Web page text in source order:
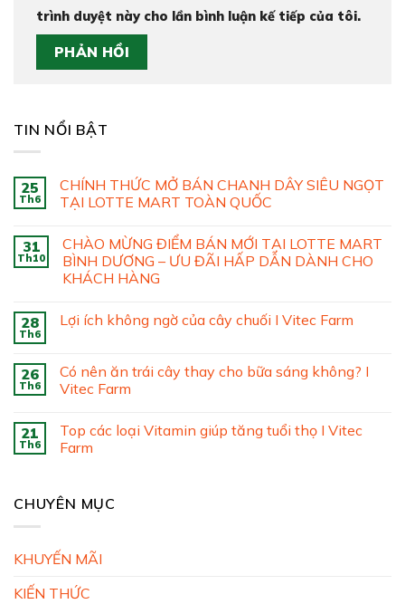
trình duyệt này cho lần bình luận kế tiếp của tôi.
TIN NỔI BẬT
25
Th6
CHÍNH THỨC MỞ BÁN CHANH DÂY SIÊU NGỌT
TẠI LOTTE MART TOÀN QUỐC
31
Th10
CHÀO MỪNG ĐIỂM BÁN MỚI TẠI LOTTE MART
BÌNH DƯƠNG – ƯU ĐÃI HẤP DẪN DÀNH CHO
KHÁCH HÀNG
28
Th6
Lợi ích không ngờ của cây chuối I Vitec Farm
26
Th6
Có nên ăn trái cây thay cho bữa sáng không? I
Vitec Farm
21
Th6
Top các loại Vitamin giúp tăng tuổi thọ I Vitec
Farm
CHUYÊN MỤC
KHUYẾN MÃI
KIẾN THỨC